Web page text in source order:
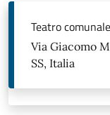
Teatro
Via Giacomo
SS, Italia